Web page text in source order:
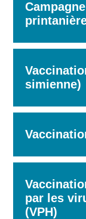
simienne)
par les
(VPH)